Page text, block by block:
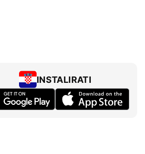
INSTALIRATI